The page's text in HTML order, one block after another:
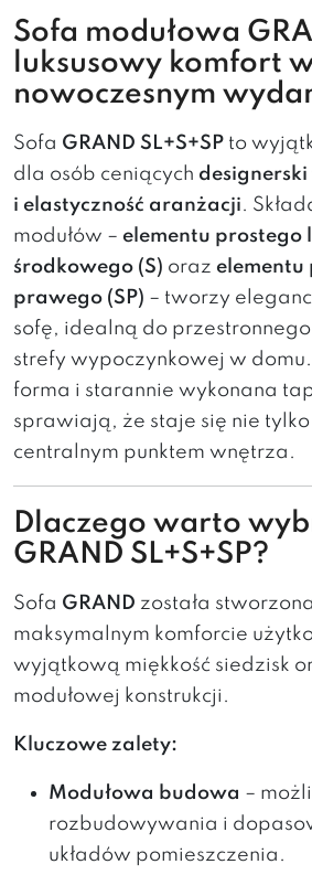
Sofa modułowa
luksusowy komfort
nowoczesnym
Sofa GRAND SL+S+SP to
dla osób ceniących
i elastyczność aranżacji.
modułów – elementu prostego
środkowego (S) oraz elementu
prawego (SP) – tworzy
sofę, idealną do
strefy wypoczynkowej w
forma i starannie wykonana
sprawiają, że staje się nie
centralnym punktem wnętrza.
Dlaczego warto
GRAND SL+S+SP?
Sofa GRAND została
maksymalnym komforcie
wyjątkową miękkość siedzisk
modułowej konstrukcji.
Kluczowe zalety:
Modułowa budowa –
rozbudowywania i
układów pomieszczenia.